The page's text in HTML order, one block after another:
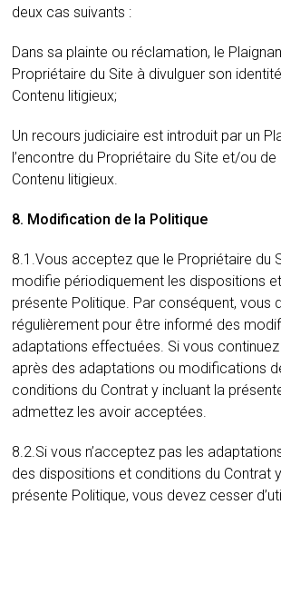
deux cas suivants :
Dans sa plainte ou réclamation, le
Propriétaire du Site à divulguer son
Contenu litigieux;
Un recours judiciaire est introduit par un
l’encontre du Propriétaire du Site et/ou de
Contenu litigieux.
8. Modification de la Politique
8.1.Vous acceptez que le Propriétaire du
modifie périodiquement les dispositions
présente Politique. Par conséquent, vous
régulièrement pour être informé des
adaptations effectuées. Si vous continuez
après des adaptations ou modifications
conditions du Contrat y incluant la
admettez les avoir acceptées.
8.2.Si vous n’acceptez pas les
des dispositions et conditions du Contrat
présente Politique, vous devez cesser